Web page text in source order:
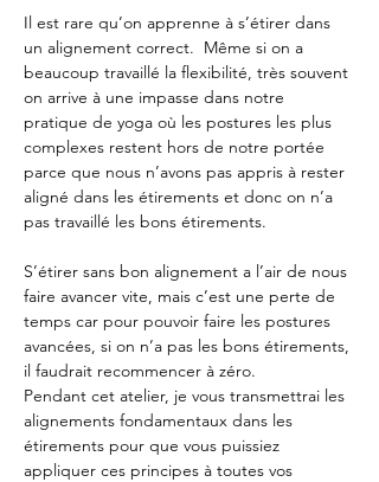
Il est rare qu’on apprenne à s’étirer dans
un alignement correct.  Même si on a
beaucoup travaillé la flexibilité, très souvent
on arrive à une impasse dans notre
pratique de yoga où les postures les plus
complexes restent hors de notre portée
parce que nous n’avons pas appris à rester
aligné dans les étirements et donc on n’a
pas travaillé les bons étirements.
S’étirer sans bon alignement a l’air de nous
faire avancer vite, mais c’est une perte de
temps car pour pouvoir faire les postures
avancées, si on n’a pas les bons étirements,
il faudrait recommencer à zéro.
Pendant cet atelier, je vous transmettrai les
alignements fondamentaux dans les
étirements pour que vous puissiez
appliquer ces principes à toutes vos